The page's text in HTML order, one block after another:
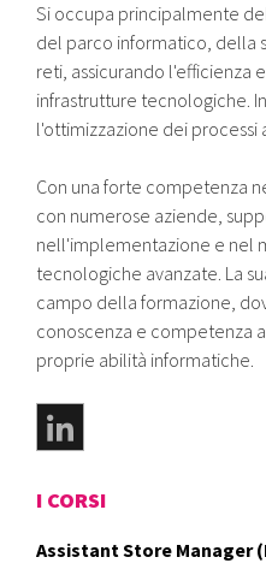
Si occupa principalmente
del parco informatico, della
reti, assicurando l'efficienza
infrastrutture tecnologiche.
l'ottimizzazione dei
Con una forte competenza
con numerose aziende,
nell'implementazione e nel
tecnologiche avanzate. La
campo della formazione,
conoscenza e competenza
proprie abilità informatiche.
I CORSI
Assistant Store Manager